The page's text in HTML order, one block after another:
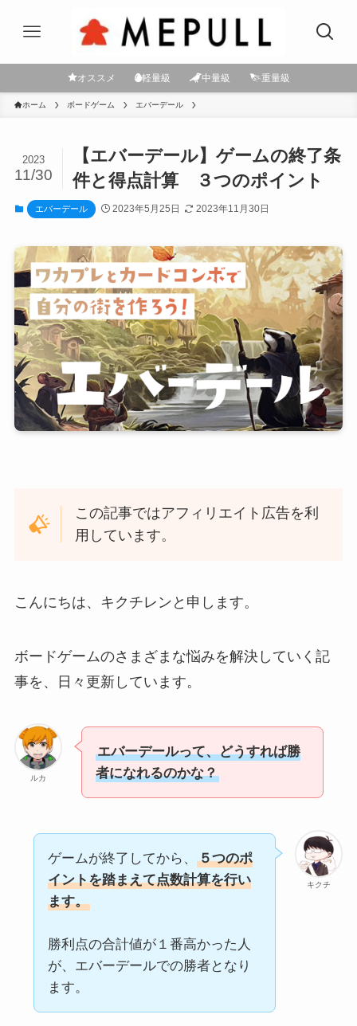
オススメ 軽量級 中量級 重量級
ホーム ボードゲーム エバーデール
【エバーデール】ゲームの終了条
件と得点計算 ３つのポイント
2023
11/30
エバーデール 2023年5月25日 2023年11月30日
この記事ではアフィリエイト広告を利
用しています。
こんにちは、キクチレンと申します。
ボードゲームのさまざまな悩みを解決していく記
事を、日々更新しています。
ルカ
エバーデールって、どうすれば勝
者になれるのかな？
キクチ
ゲームが終了してから、
５つのポ
イントを踏まえて点数計算を行い
ます。
勝利点の合計値が１番高かった人
が、エバーデールでの勝者となり
ます。